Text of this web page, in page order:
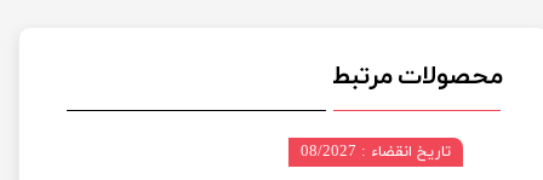
محصولات مرتبط
تاریخ انقضاء : 08/2027